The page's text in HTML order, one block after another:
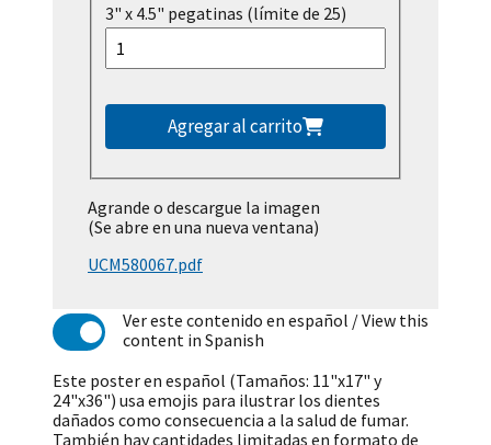
3" x 4.5" pegatinas (límite de 25)
Agregar al carrito
Agrande o descargue la imagen
(Se abre en una nueva ventana)
UCM580067.pdf
Ver este contenido en español / View this
content in Spanish
Este poster en español (Tamaños: 11"x17" y
24"x36") usa emojis para ilustrar los dientes
dañados como consecuencia a la salud de fumar.
También hay cantidades limitadas en formato de